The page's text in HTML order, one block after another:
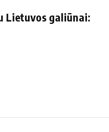
naujienos
Lietuvos galiūnai: